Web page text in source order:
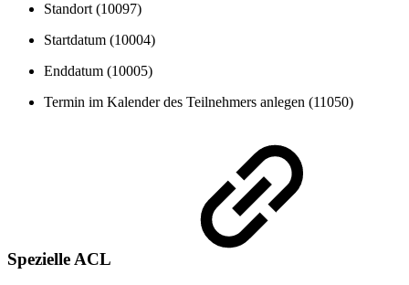
Standort (10097)
Startdatum (10004)
Enddatum (10005)
Termin im Kalender des Teilnehmers anlegen (11050)
Spezielle ACL